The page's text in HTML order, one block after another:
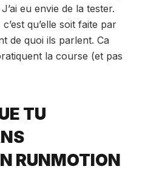
eu envie de la tester.
qu’elle soit faite par
de quoi ils parlent. Ca
la course (et pas
TU
RUNMOTION